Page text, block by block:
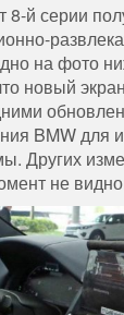
й серии
на фото
новый
BMW для
Других
не